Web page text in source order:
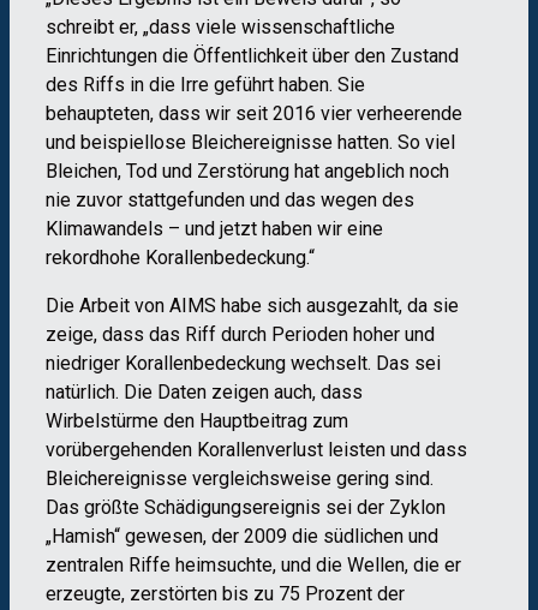
schreibt er, „dass viele wissenschaftliche
Einrichtungen die Öffentlichkeit über den Zustand
des Riffs in die Irre geführt haben. Sie
behaupteten, dass wir seit 2016 vier verheerende
und beispiellose Bleichereignisse hatten. So viel
Bleichen, Tod und Zerstörung hat angeblich noch
nie zuvor stattgefunden und das wegen des
Klimawandels – und jetzt haben wir eine
rekordhohe Korallenbedeckung.“
Die Arbeit von AIMS habe sich ausgezahlt, da sie
zeige, dass das Riff durch Perioden hoher und
niedriger Korallenbedeckung wechselt. Das sei
natürlich. Die Daten zeigen auch, dass
Wirbelstürme den Hauptbeitrag zum
vorübergehenden Korallenverlust leisten und dass
Bleichereignisse vergleichsweise gering sind.
Das größte Schädigungsereignis sei der Zyklon
„Hamish“ gewesen, der 2009 die südlichen und
zentralen Riffe heimsuchte, und die Wellen, die er
erzeugte, zerstörten bis zu 75 Prozent der